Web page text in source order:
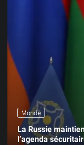
Monde
La Russie
l’agenda